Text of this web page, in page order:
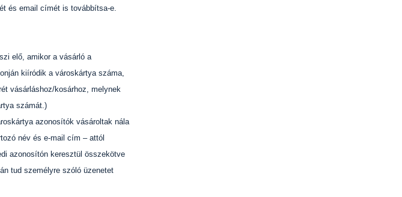
és email címét is továbbítsa-e.
elő, amikor a vásárló a
kiíródik a városkártya száma,
vásárláshoz/kosárhoz, melynek
számát.)
azonosítók vásároltak nála
név és e-mail cím – attól
azonosítón keresztül összekötve
tud személyre szóló üzenetet